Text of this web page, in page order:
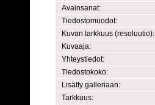
Avainsanat:
Tiedostomuodot:
Kuvan tarkkuus (resoluutio):
Kuvaaja:
Yhteystiedot:
Tiedostokoko:
Lisätty galleriaan:
Tarkkuus: